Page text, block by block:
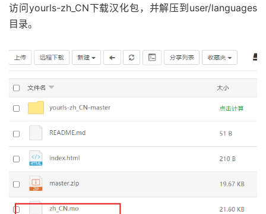
访问yourls-zh_CN下载汉化包，并解压到user/languages
目录。